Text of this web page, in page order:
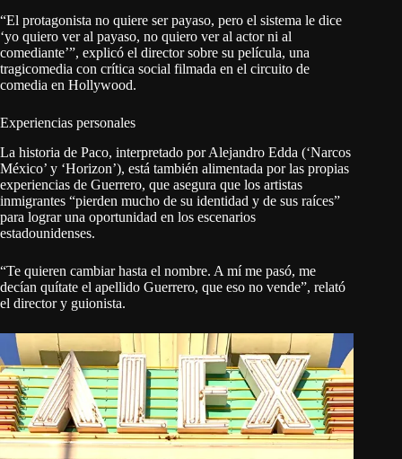
“El protagonista no quiere ser payaso, pero el sistema le dice
‘yo quiero ver al payaso, no quiero ver al actor ni al
comediante’”, explicó el director sobre su película, una
tragicomedia con crítica social filmada en el circuito de
comedia en Hollywood.
Experiencias personales
La historia de Paco, interpretado por Alejandro Edda (‘Narcos
México’ y ‘Horizon’), está también alimentada por las propias
experiencias de Guerrero, que asegura que los artistas
inmigrantes “pierden mucho de su identidad y de sus raíces”
para lograr una oportunidad en los escenarios
estadounidenses.
“Te quieren cambiar hasta el nombre. A mí me pasó, me
decían quítate el apellido Guerrero, que eso no vende”, relató
el director y guionista.